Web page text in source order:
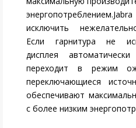
исключить
Если гарнитура не
дисплея
переходит в режим
переключающиеся
обеспечивают
с более низким